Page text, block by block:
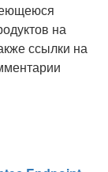
на
ссылки на